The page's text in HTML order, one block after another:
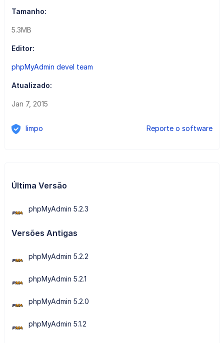
Tamanho:
5.3MB
Editor:
phpMyAdmin devel team
Atualizado:
Jan 7, 2015
limpo Reporte o software
Última Versão
phpMyAdmin 5.2.3
Versões Antigas
phpMyAdmin 5.2.2
phpMyAdmin 5.2.1
phpMyAdmin 5.2.0
phpMyAdmin 5.1.2